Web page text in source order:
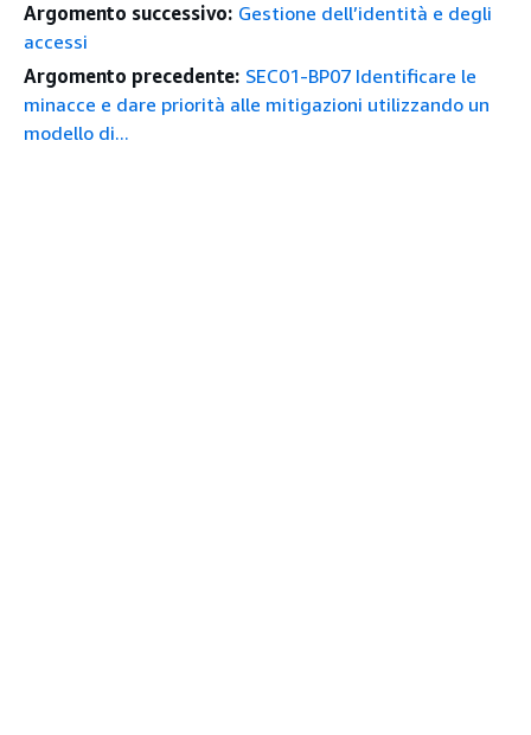
Argomento successivo: Gestione dell’identità e degli
accessi
Argomento precedente: SEC01-BP07 Identificare le
minacce e dare priorità alle mitigazioni utilizzando un
modello di...